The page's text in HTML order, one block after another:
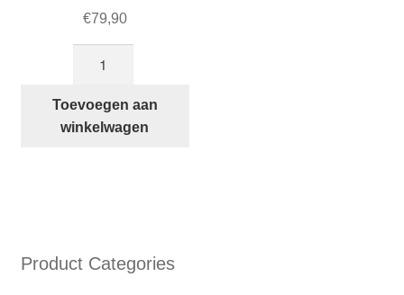
€79,90
release
zadelhouder
Toevoegen aan
winkelwagen
Product Categories